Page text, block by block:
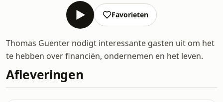
Favorieten
Thomas Guenter nodigt interessante gasten uit om het
te hebben over financiën, ondernemen en het leven.
Afleveringen